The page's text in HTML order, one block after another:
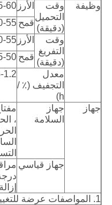
وظيفة
وقت
التحميل
(دقيقة)
الأرز 60
قمح 55
وقت
التفريغ
(دقيقة)
الأرز 55
قمح 50
معدل
التجفيف (٪ /
h)
1.2
جهاز
جهاز
السلامة
،
جهاز قياسي
1. المواصفات عرضة للتغيير دون إشعار.